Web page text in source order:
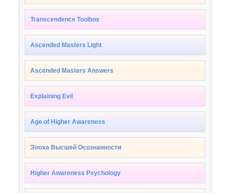
Transcendence Toolbox
Ascended Masters Light
Ascended Masters Answers
Explaining Evil
Age of Higher Awareness
Эпоха Высшей Осознанности
Higher Awareness Psychology